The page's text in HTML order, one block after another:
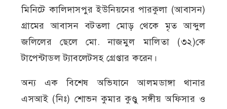
মিনিটে কালিদাসপুর ইউনিয়নের পারকুলা (আবাসন)
গ্রামের আবাসন বটতলা মোড় থেকে মৃত আব্দুল
জলিলের ছেলে মো. নাজমুল মালিতা (৩২)কে
টাপেন্টাডল ট্যাবলেটসহ গ্রেপ্তার করেন।
অন্য এক বিশেষ অভিযানে আলমডাঙ্গা থানার
এসআই (নিঃ) শোভন কুমার কুণ্ডু সঙ্গীয় অফিসার ও